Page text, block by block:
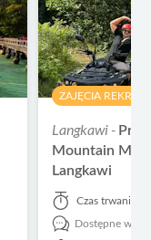
ZAJĘCIA
Langkawi -
Mountain
Langkawi
Czas trwania
Dostępne w: